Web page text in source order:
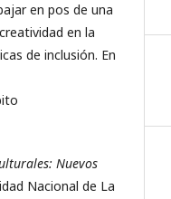
en pos de una
en la
de inclusión. En
Nuevos
Nacional de La